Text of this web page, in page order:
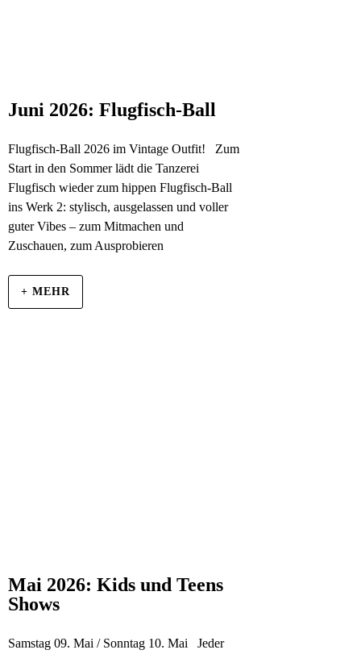
Juni 2026: Flugfisch-Ball
Flugfisch-Ball 2026 im Vintage Outfit! Zum
Start in den Sommer lädt die Tanzerei
Flugfisch wieder zum hippen Flugfisch-Ball
ins Werk 2: stylisch, ausgelassen und voller
guter Vibes – zum Mitmachen und
Zuschauen, zum Ausprobieren
+ MEHR
Mai 2026: Kids und Teens
Shows
Samstag 09. Mai / Sonntag 10. Mai Jeder